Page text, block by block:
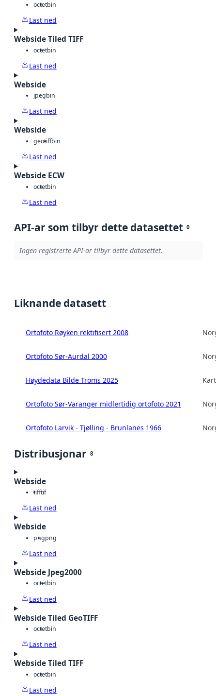
octetbin
Last ned
Webside Tiled TIFF
octetbin
Last ned
Webside
jpegbin
Last ned
Webside
geotiffbin
Last ned
Webside ECW
octetbin
Last ned
API-ar som tilbyr dette datasettet 0
Ingen registrerte API-ar tilbyr dette datasettet.
Liknande datasett
Ortofoto Røyken rektifisert 2008
Ortofoto Sør-Aurdal 2000
Høydedata Bilde Troms 2025
Ortofoto Sør-Varanger midlertidig ortofoto 2021
Ortofoto Larvik - Tjølling - Brunlanes 1966
Distribusjonar 8
Webside
tifftif
Last ned
Webside
pngpng
Last ned
Webside Jpeg2000
octetbin
Last ned
Webside Tiled GeoTIFF
octetbin
Last ned
Webside Tiled TIFF
octetbin
Last ned